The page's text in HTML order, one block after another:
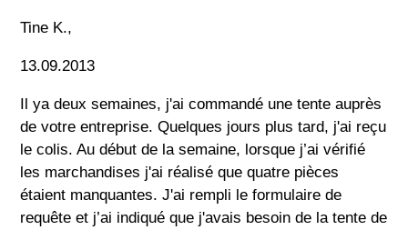
Tine K.,
13.09.2013
Il ya deux semaines, j'ai commandé une tente auprès
de votre entreprise. Quelques jours plus tard, j'ai reçu
le colis. Au début de la semaine, lorsque j’ai vérifié
les marchandises j'ai réalisé que quatre pièces
étaient manquantes. J'ai rempli le formulaire de
requête et j’ai indiqué que j'avais besoin de la tente de